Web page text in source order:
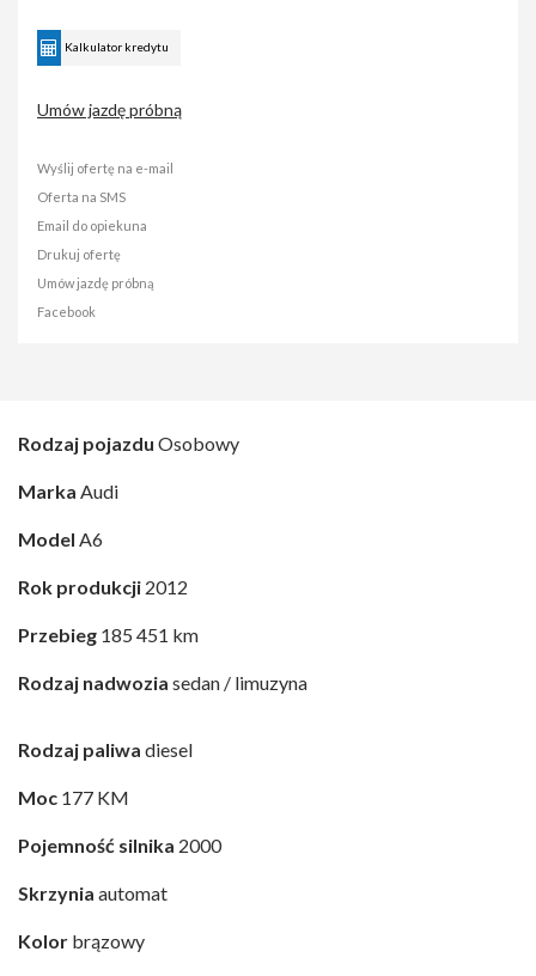
Kalkulator kredytu
Umów jazdę próbną
Wyślij ofertę na e-mail
Oferta na SMS
Email do opiekuna
Drukuj ofertę
Umów jazdę próbną
Facebook
Rodzaj pojazdu Osobowy
Marka Audi
Model A6
Rok produkcji 2012
Przebieg 185 451 km
Rodzaj nadwozia sedan / limuzyna
Rodzaj paliwa diesel
Moc 177 KM
Pojemność silnika 2000
Skrzynia automat
Kolor brązowy